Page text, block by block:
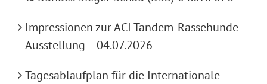
Impressionen zur ACI Tandem-Rassehunde-
Ausstellung – 04.07.2026
Tagesablaufplan für die Internationale